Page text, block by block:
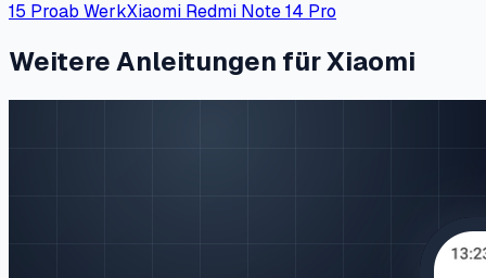
15 Proab WerkXiaomi Redmi Note 14 Pro
Weitere Anleitungen für Xiaomi